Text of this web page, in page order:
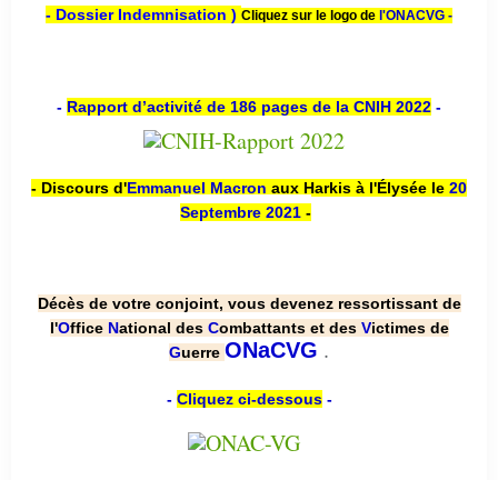
- Dossier Indemnisation ) Cliquez sur le logo de l'ONACVG -
- Rapport d’activité de 186 pages de la CNIH 2022 -
- Discours d'Emmanuel Macron aux Harkis à l'Élysée le 20
Septembre 2021 -
Décès de votre conjoint, vous devenez ressortissant de
l'Office National des Combattants et des Victimes de
Guerre ONaCVG .
- Cliquez ci-dessous-